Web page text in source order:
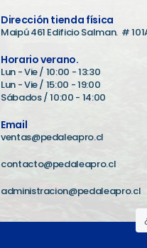
Dirección tienda física
Maipú 461 Edificio Salman. #
Horario verano.
Lun - Vie / 10:00 - 13:30
Lun - Vie / 15:00 - 19:00
Sábados / 10:00 - 14:00
Email
ventas@pedaleapro.cl
contacto@pedaleapro.cl
administracion@pedaleapro.cl